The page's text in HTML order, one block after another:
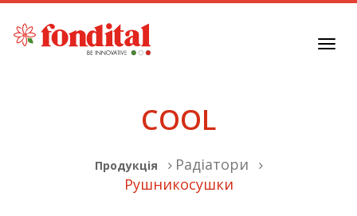
COOL
Продукція
Радіатори
Рушникосушки